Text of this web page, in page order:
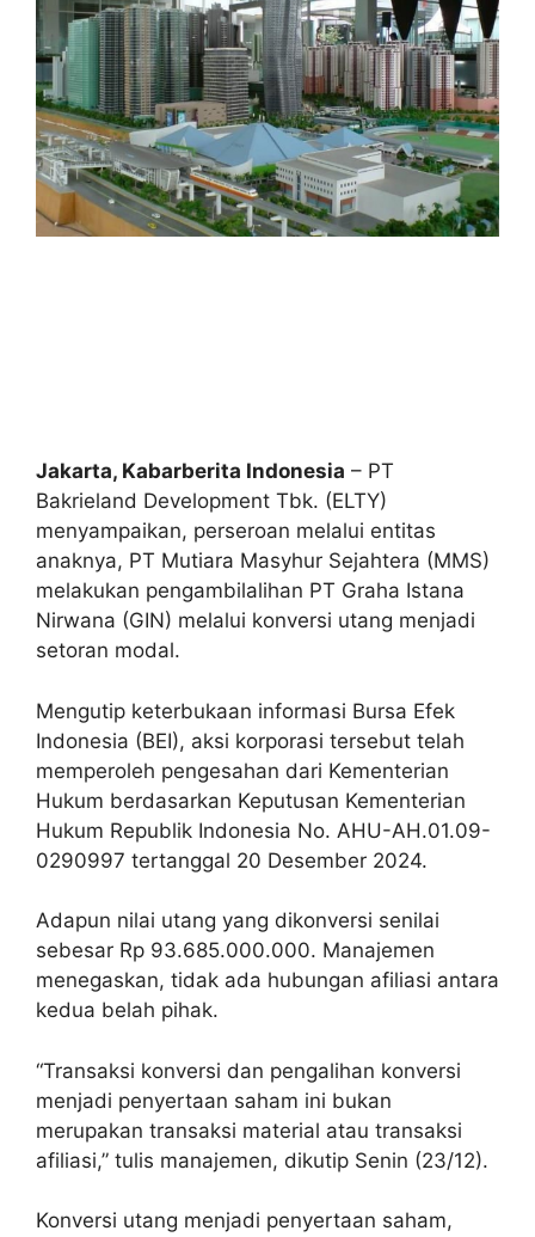
Jakarta, Kabarberita Indonesia – PT
Bakrieland Development Tbk. (ELTY)
menyampaikan, perseroan melalui entitas
anaknya, PT Mutiara Masyhur Sejahtera (MMS)
melakukan pengambilalihan PT Graha Istana
Nirwana (GIN) melalui konversi utang menjadi
setoran modal.
Mengutip keterbukaan informasi Bursa Efek
Indonesia (BEI), aksi korporasi tersebut telah
memperoleh pengesahan dari Kementerian
Hukum berdasarkan Keputusan Kementerian
Hukum Republik Indonesia No. AHU-AH.01.09-
0290997 tertanggal 20 Desember 2024.
Adapun nilai utang yang dikonversi senilai
sebesar Rp 93.685.000.000. Manajemen
menegaskan, tidak ada hubungan afiliasi antara
kedua belah pihak.
“Transaksi konversi dan pengalihan konversi
menjadi penyertaan saham ini bukan
merupakan transaksi material atau transaksi
afiliasi,” tulis manajemen, dikutip Senin (23/12).
Konversi utang menjadi penyertaan saham,